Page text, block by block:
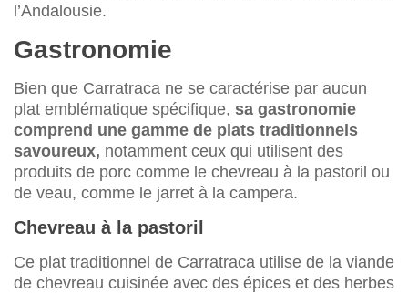
l’Andalousie.
Gastronomie
Bien que Carratraca ne se caractérise par aucun
plat emblématique spécifique, sa gastronomie
comprend une gamme de plats traditionnels
savoureux, notamment ceux qui utilisent des
produits de porc comme le chevreau à la pastoril ou
de veau, comme le jarret à la campera.
Chevreau à la pastoril
Ce plat traditionnel de Carratraca utilise de la viande
de chevreau cuisinée avec des épices et des herbes